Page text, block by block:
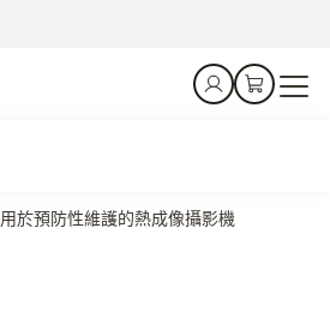
用於預防性維護的熱成像攝影機